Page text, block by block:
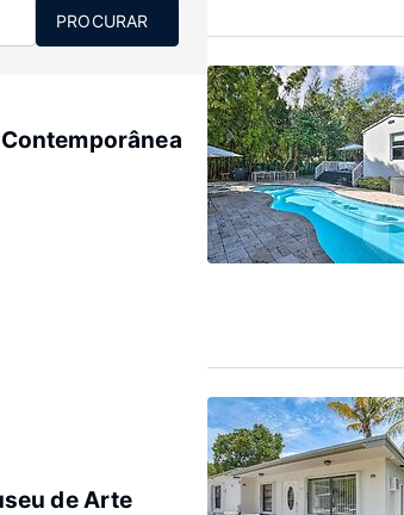
PROCURAR
de Arte